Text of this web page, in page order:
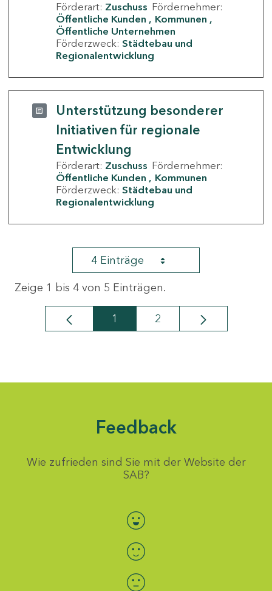
Förderart: Zuschuss Fördernehmer:
Öffentliche Kunden
Kommunen
Öffentliche Unternehmen
Förderzweck: Städtebau und
Regionalentwicklung
Unterstützung besonderer
Initiativen für regionale
Entwicklung
Förderart: Zuschuss Fördernehmer:
Öffentliche Kunden
Kommunen
Förderzweck: Städtebau und
Regionalentwicklung
4 Einträge
Zeige 1 bis 4 von 5 Einträgen.
Seite
1 Seite
2
Feedback
Wie zufrieden sind Sie mit der Website der
SAB?
Bewertung auswählen